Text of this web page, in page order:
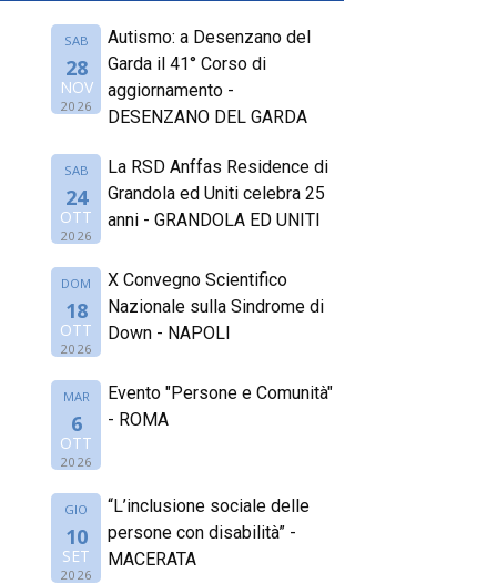
SAB
28
NOV
2026
Autismo: a Desenzano del
Garda il 41° Corso di
aggiornamento -
DESENZANO DEL GARDA
SAB
24
OTT
2026
La RSD Anffas Residence di
Grandola ed Uniti celebra 25
anni - GRANDOLA ED UNITI
DOM
18
OTT
2026
X Convegno Scientifico
Nazionale sulla Sindrome di
Down - NAPOLI
MAR
6
OTT
2026
Evento "Persone e Comunità"
- ROMA
GIO
10
SET
2026
“L’inclusione sociale delle
persone con disabilità” -
MACERATA